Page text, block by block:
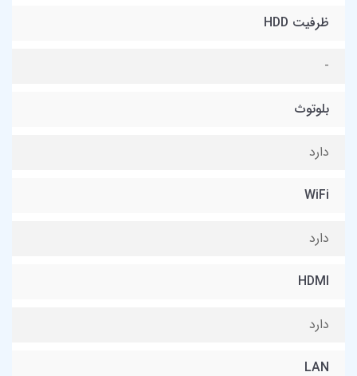
ظرفیت HDD
-
بلوتوث
دارد
WiFi
دارد
HDMI
دارد
LAN